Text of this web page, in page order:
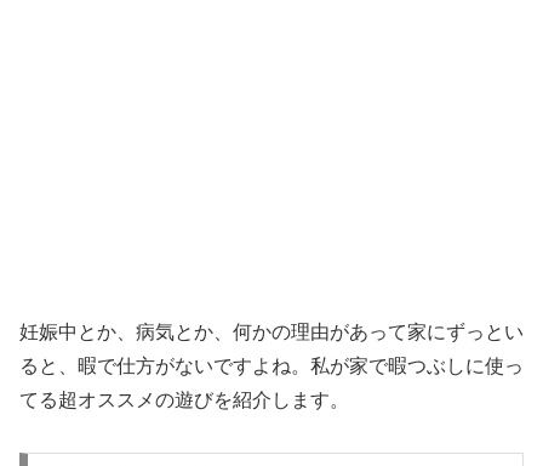
妊娠中とか、病気とか、何かの理由があって家にずっとい
ると、暇で仕方がないですよね。私が家で暇つぶしに使っ
てる超オススメの遊びを紹介します。